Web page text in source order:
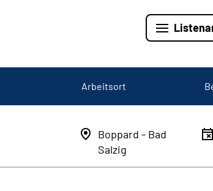
Arbeitsort
Boppard - Bad
Salzig